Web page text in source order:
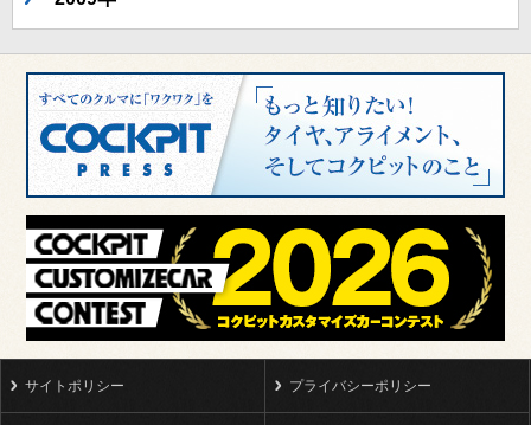
サイトポリシー プライバシーポリシー